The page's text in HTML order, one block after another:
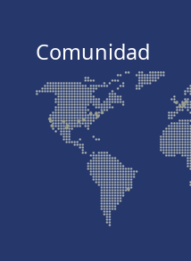
Comunidad